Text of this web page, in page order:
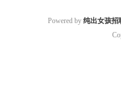
Powered by 纯出女孩招